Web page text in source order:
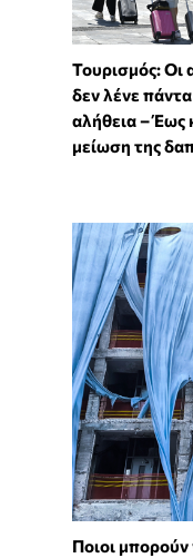
Τουρισμός: Οι
δεν λένε
αλήθεια – Έως
μείωση της
Ποιοι